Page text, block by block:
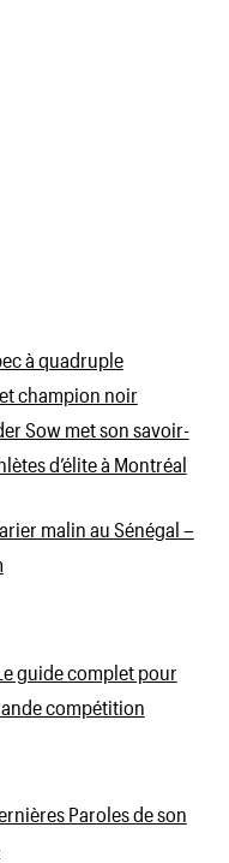
à quadruple
champion noir
Sow met son savoir-
d’élite à Montréal
malin au Sénégal –
guide complet pour
compétition
Paroles de son